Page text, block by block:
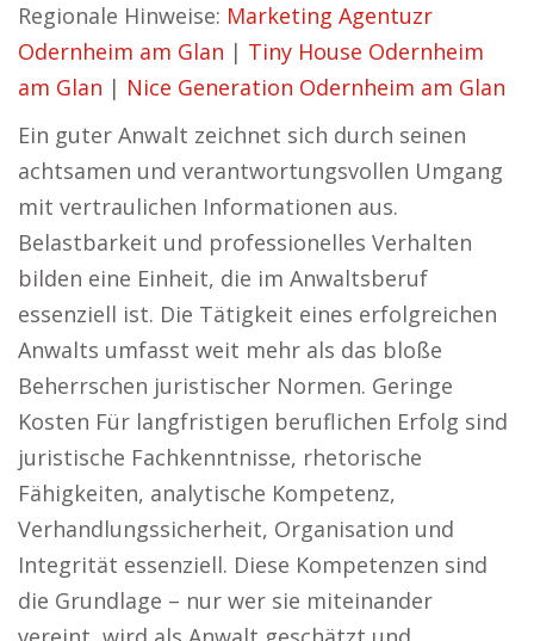
Regionale Hinweise: Marketing Agentuzr
Odernheim am Glan | Tiny House Odernheim
am Glan | Nice Generation Odernheim am Glan
Ein guter Anwalt zeichnet sich durch seinen
achtsamen und verantwortungsvollen Umgang
mit vertraulichen Informationen aus.
Belastbarkeit und professionelles Verhalten
bilden eine Einheit, die im Anwaltsberuf
essenziell ist. Die Tätigkeit eines erfolgreichen
Anwalts umfasst weit mehr als das bloße
Beherrschen juristischer Normen. Geringe
Kosten Für langfristigen beruflichen Erfolg sind
juristische Fachkenntnisse, rhetorische
Fähigkeiten, analytische Kompetenz,
Verhandlungssicherheit, Organisation und
Integrität essenziell. Diese Kompetenzen sind
die Grundlage – nur wer sie miteinander